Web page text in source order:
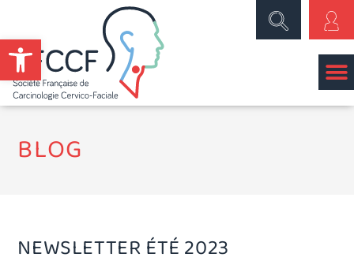
Ouvrir la barre d’outils
BLOG
NEWSLETTER ÉTÉ 2023